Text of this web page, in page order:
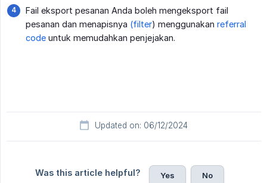
Fail eksport pesanan Anda boleh mengeksport fail
pesanan dan menapisnya (filter) menggunakan referral
code untuk memudahkan penjejakan.
Updated on: 06/12/2024
Was this article helpful? Yes No